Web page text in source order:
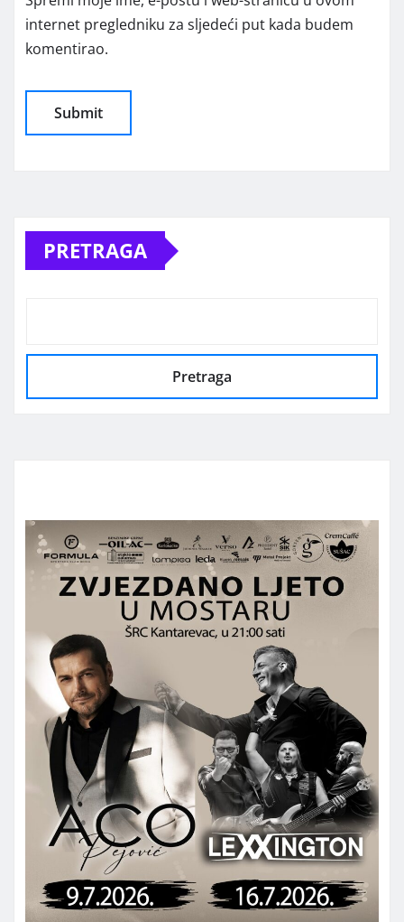
internet pregledniku za sljedeći put kada budem
komentirao.
PRETRAGA
Pretraga